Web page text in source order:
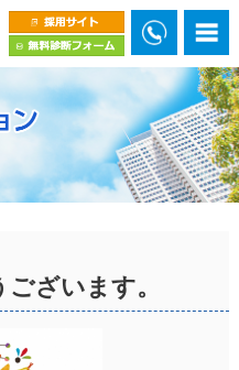
ざいます。